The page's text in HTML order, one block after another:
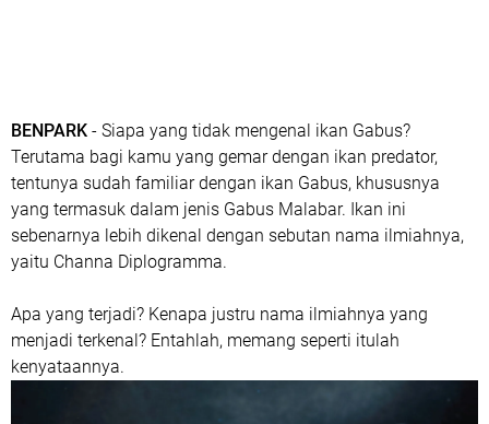
BENPARK - Siapa yang tidak mengenal ikan Gabus?
Terutama bagi kamu yang gemar dengan ikan predator,
tentunya sudah familiar dengan ikan Gabus, khususnya
yang termasuk dalam jenis Gabus Malabar. Ikan ini
sebenarnya lebih dikenal dengan sebutan nama ilmiahnya,
yaitu Channa Diplogramma.
Apa yang terjadi? Kenapa justru nama ilmiahnya yang
menjadi terkenal? Entahlah, memang seperti itulah
kenyataannya.